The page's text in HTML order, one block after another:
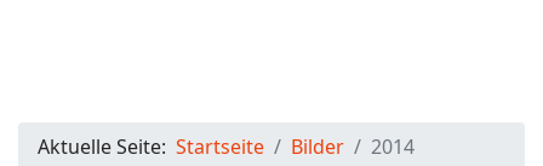
Aktuelle Seite: Startseite Bilder 2014